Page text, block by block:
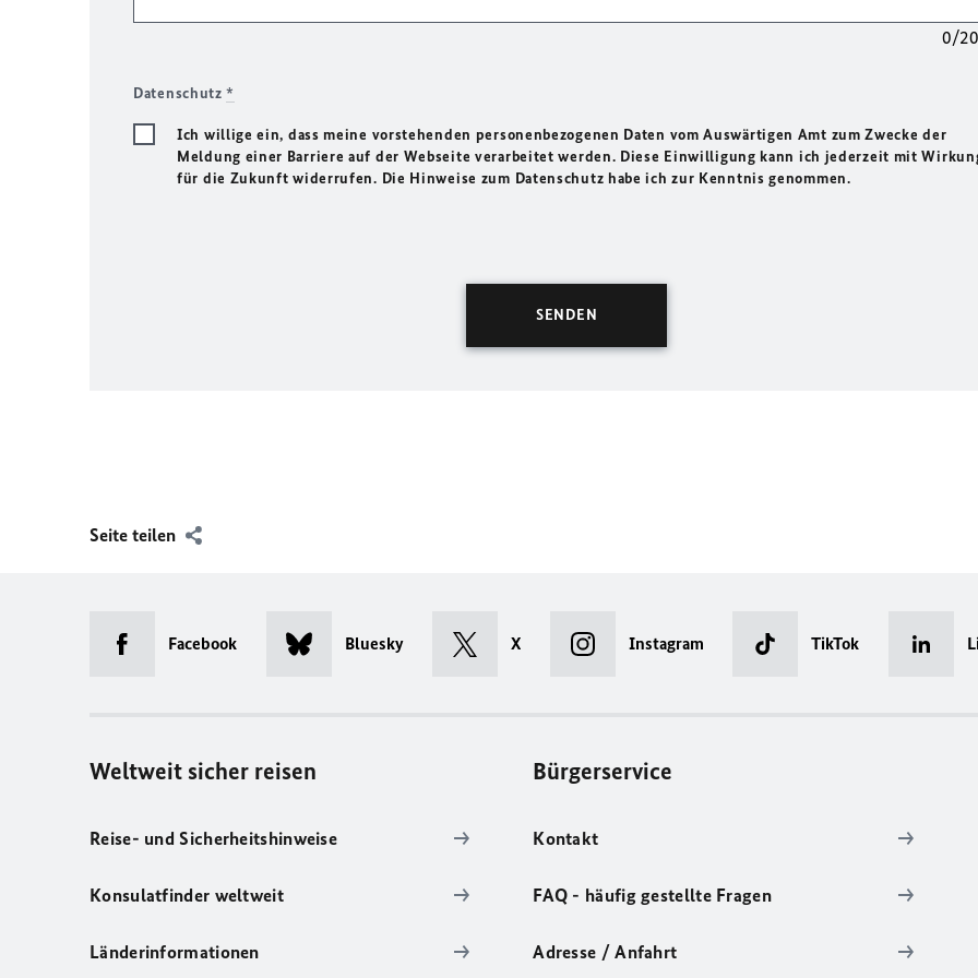
0/
Datenschutz*
Ich willige ein, dass meine vorstehenden personenbezogenen Daten vom Auswärtigen Amt zum Zwecke der
Meldung einer Barriere auf der Webseite verarbeitet werden. Diese Einwilligung kann ich jederzeit mit
für die Zukunft widerrufen. Die Hinweise zum Datenschutz habe ich zur Kenntnis genommen.
Seite teilen
Facebook Bluesky X Instagram TikTok
Weltweit sicher reisen
Reise- und Sicherheitshinweise
Konsulatfinder weltweit
Länderinformationen
Bürgerservice
Kontakt
FAQ - häufig gestellte Fragen
Adresse / Anfahrt